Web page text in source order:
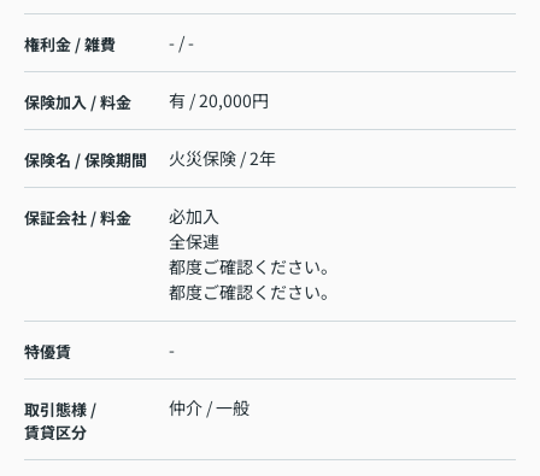
権利金 / 雑費 - / -
保険加入 / 料金 有 / 20,000円
保険名 / 保険期間 火災保険 / 2年
保証会社 / 料金
必加入
全保連
都度ご確認ください。
都度ご確認ください。
特優賃 -
取引態様 /
賃貸区分
仲介 / 一般